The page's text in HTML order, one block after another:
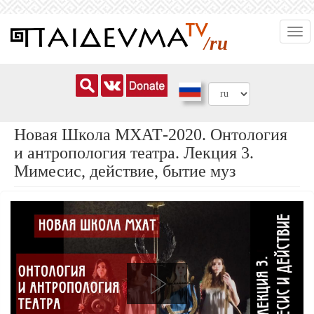
основному
/ru
Новая Школа МХАТ-2020. Онтология
и антропология театра. Лекция 3.
Мимесис, действие, бытие муз